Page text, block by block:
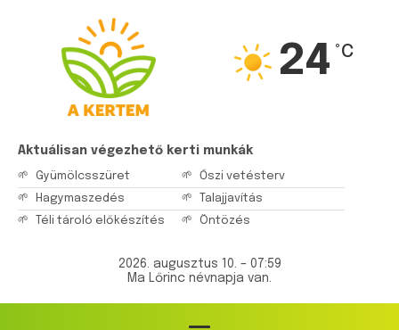
Aktuálisan végezhető kerti munkák
Gyümölcsszüret
Hagymaszedés
Téli tároló előkészítés
Őszi vetésterv
Talajjavítás
Öntözés
2026. augusztus 10. – 07:59
Ma Lőrinc névnapja van.
24 °C